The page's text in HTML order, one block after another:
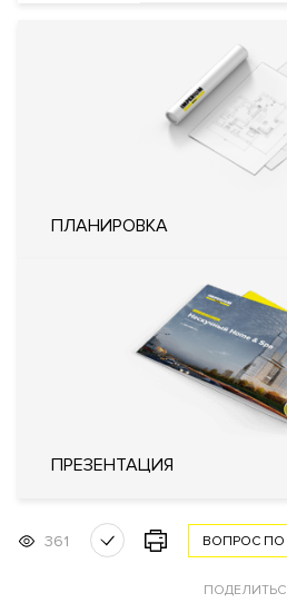
КПП
Консьерж
Система
Доступ
территория
Технические параметры
дома
Кондиционирование
ПЛАНИРОВКА
ПРЕЗЕНТАЦИЯ
361 ВОПРОС ПО